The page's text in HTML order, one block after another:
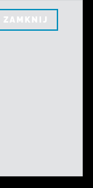
ZAMKNIJ